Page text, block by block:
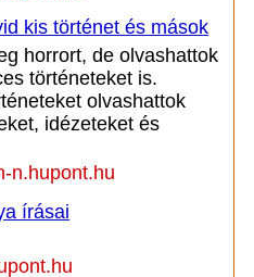
kis történet és mások
horrort, de olvashattok
történeteket is.
olvashattok
idézeteket és
n.hupont.hu
írásai